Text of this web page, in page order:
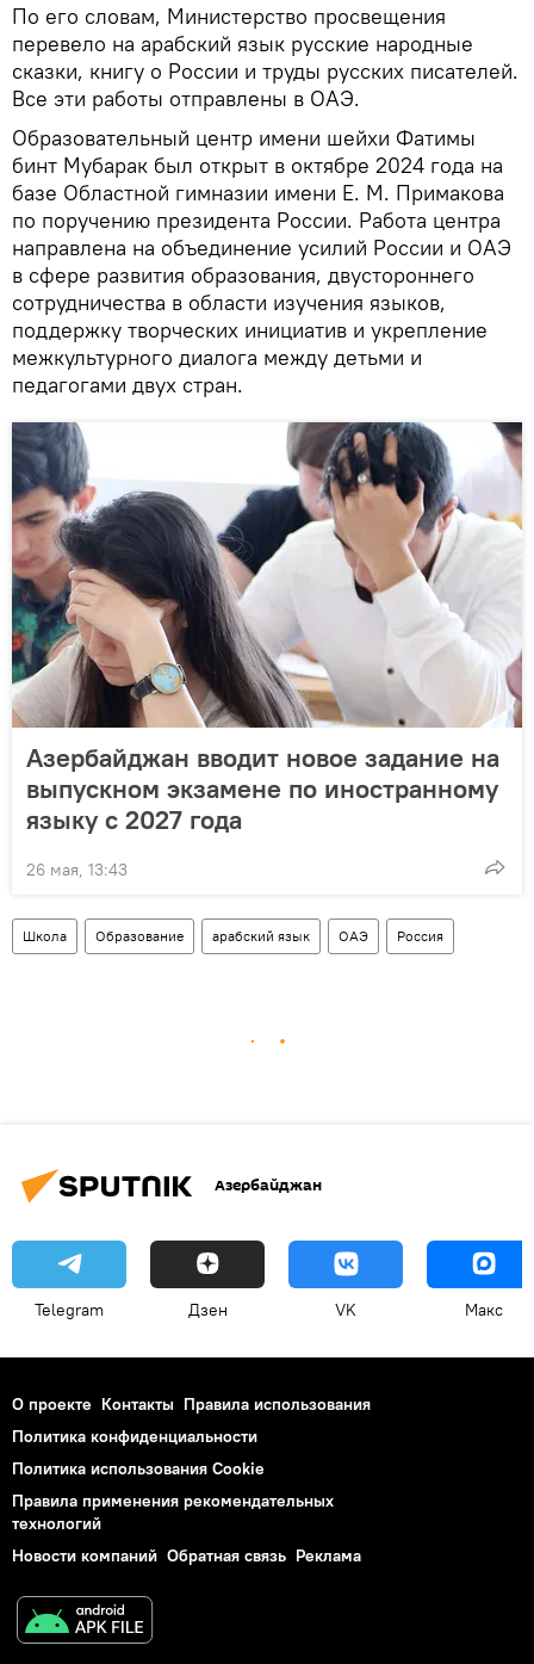
По его словам, Министерство просвещения
перевело на арабский язык русские народные
сказки, книгу о России и труды русских писателей.
Все эти работы отправлены в ОАЭ.
Образовательный центр имени шейхи Фатимы
бинт Мубарак был открыт в октябре 2024 года на
базе Областной гимназии имени Е. М. Примакова
по поручению президента России. Работа центра
направлена на объединение усилий России и ОАЭ
в сфере развития образования, двустороннего
сотрудничества в области изучения языков,
поддержку творческих инициатив и укрепление
межкультурного диалога между детьми и
педагогами двух стран.
Азербайджан вводит новое задание на
выпускном экзамене по иностранному
языку с 2027 года
26 мая, 13:43
Школа Образование арабский язык ОАЭ Россия
Азербайджан
Telegram Дзен VK Макс
О проекте Контакты Правила использования
Политика конфиденциальности
Политика использования Cookie
Правила применения рекомендательных
технологий
Новости компаний Обратная связь Реклама